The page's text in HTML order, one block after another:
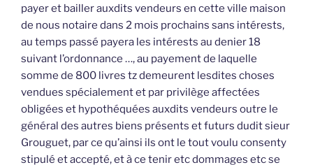
payer et bailler auxdits vendeurs en cette ville maison
de nous notaire dans 2 mois prochains sans intérests,
au temps passé payera les intérests au denier 18
suivant l’ordonnance …, au payement de laquelle
somme de 800 livres tz demeurent lesdites choses
vendues spécialement et par privilège affectées
obligées et hypothéquées auxdits vendeurs outre le
général des autres biens présents et futurs dudit sieur
Grouguet, par ce qu’ainsi ils ont le tout voulu consenty
stipulé et accepté, et à ce tenir etc dommages etc se